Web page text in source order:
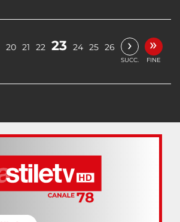
20 21 22 23 24 25 26 ›
SUCC.
»
FINE